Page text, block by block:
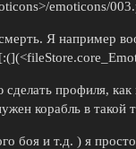
emoticons/
Я например
профиля,
корабль в такой
боя и т.д. ) я